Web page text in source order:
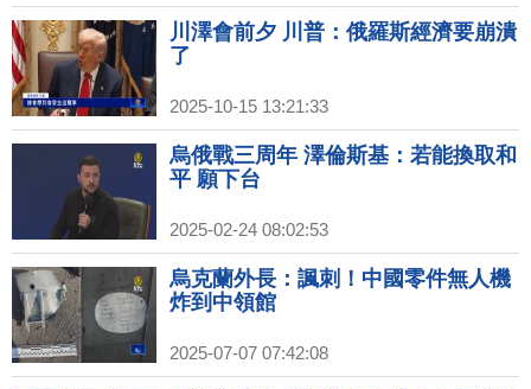
川澤會前夕 川普：俄羅斯經濟要崩潰
了
2025-10-15 13:21:33
烏俄戰三周年 澤倫斯基：若能換取和
平 願下台
2025-02-24 08:02:53
烏克蘭外長：諷刺！中國零件無人機
炸到中領館
2025-07-07 07:42:08